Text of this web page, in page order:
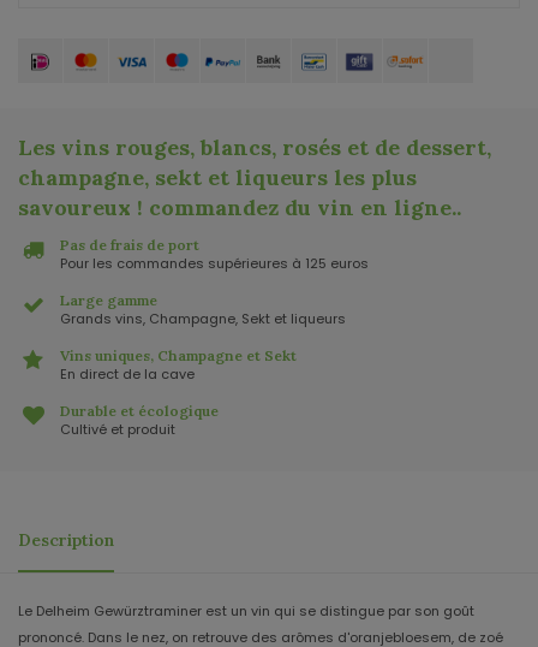
Les vins rouges, blancs, rosés et de dessert,
champagne, sekt et liqueurs les plus
savoureux ! commandez du vin en ligne..
Pas de frais de port
Pour les commandes supérieures à 125 euros
Large gamme
Grands vins, Champagne, Sekt et liqueurs
Vins uniques, Champagne et Sekt
En direct de la cave
Durable et écologique
Cultivé et produit
Description
Le Delheim Gewürztraminer est un vin qui se distingue par son goût
prononcé. Dans le nez, on retrouve des arômes d'oranjebloesem, de zoé